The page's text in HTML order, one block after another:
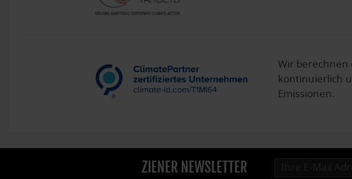
Wir berechnen
kontinuierlich
Emissionen.
ZIENER NEWSLETTER